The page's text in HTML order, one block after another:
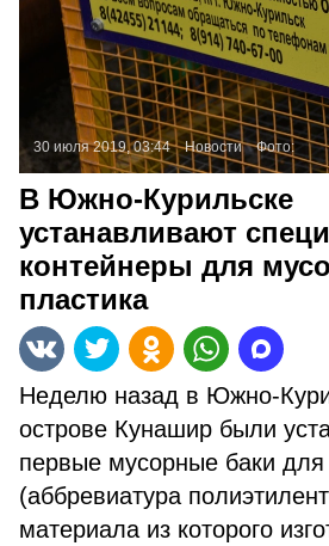
30 июля 2019, 03:44 Новости Фото:
В Южно-Курильске
устанавливают
контейнеры для
пластика
Неделю назад в Южно-
острове Кунашир были
первые мусорные баки
(аббревиатура
материала из которого